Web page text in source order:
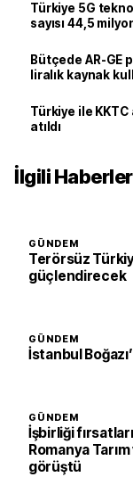
Türkiye 5G
sayısı 44,5
Bütçede AR-GE
liralık kaynak
Türkiye ile
atıldı
İlgili Haberler
GÜNDEM
Terörsüz
güçlendirecek
GÜNDEM
İstanbul
GÜNDEM
İşbirliği
Romanya Tarım
görüştü